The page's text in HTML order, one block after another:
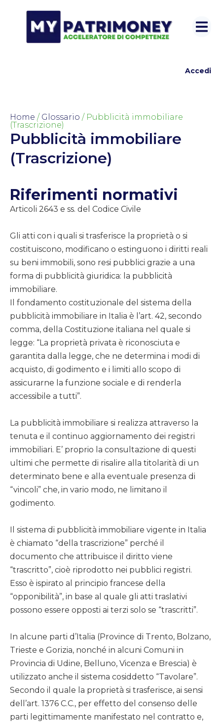
Accedi
Home / Glossario / Pubblicità immobiliare
(Trascrizione)
Pubblicità immobiliare
(Trascrizione)
Riferimenti normativi
Articoli 2643 e ss. del Codice Civile
Gli atti con i quali si trasferisce la proprietà o si
costituiscono, modificano o estinguono i diritti reali
su beni immobili, sono resi pubblici grazie a una
forma di pubblicità giuridica: la pubblicità
immobiliare.
Il fondamento costituzionale del sistema della
pubblicità immobiliare in Italia è l’art. 42, secondo
comma, della Costituzione italiana nel quale si
legge: “La proprietà privata è riconosciuta e
garantita dalla legge, che ne determina i modi di
acquisto, di godimento e i limiti allo scopo di
assicurarne la funzione sociale e di renderla
accessibile a tutti”.
La pubblicità immobiliare si realizza attraverso la
tenuta e il continuo aggiornamento dei registri
immobiliari. E’ proprio la consultazione di questi
ultimi che permette di risalire alla titolarità di un
determinato bene e alla eventuale presenza di
“vincoli” che, in vario modo, ne limitano il
godimento.
Il sistema di pubblicità immobiliare vigente in Italia
è chiamato “della trascrizione” perché il
documento che attribuisce il diritto viene
“trascritto”, cioè riprodotto nei pubblici registri.
Esso è ispirato al principio francese della
“opponibilità”, in base al quale gli atti traslativi
possono essere opposti ai terzi solo se “trascritti”.
In alcune parti d’Italia (Province di Trento, Bolzano,
Trieste e Gorizia, nonché in alcuni Comuni in
Provincia di Udine, Belluno, Vicenza e Brescia) è
utilizzato anche il sistema cosiddetto “Tavolare”.
Secondo il quale la proprietà si trasferisce, ai sensi
dell’art. 1376 C.C., per effetto del consenso delle
parti legittimamente manifestato nel contratto e,